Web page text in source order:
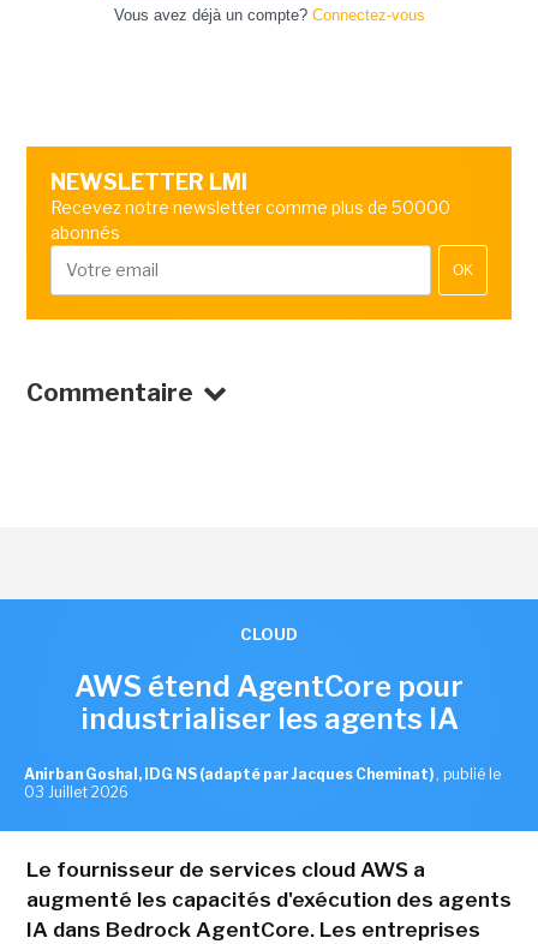
Vous avez déjà un compte? Connectez-vous
NEWSLETTER LMI
Recevez notre newsletter comme plus de 50000
abonnés
OK
Commentaire
CLOUD
AWS étend AgentCore pour
industrialiser les agents IA
Anirban Goshal, IDG NS (adapté par Jacques Cheminat) , publié le
03 Juillet 2026
Le fournisseur de services cloud AWS a
augmenté les capacités d'exécution des agents
IA dans Bedrock AgentCore. Les entreprises